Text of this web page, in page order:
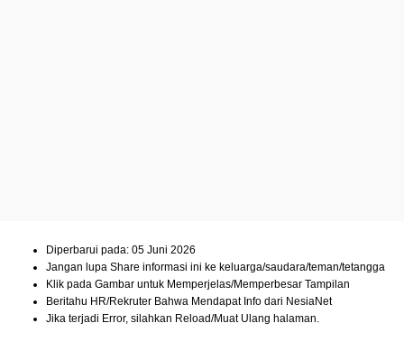
Diperbarui pada: 05 Juni 2026
Jangan lupa Share informasi ini ke keluarga/saudara/teman/tetangga
Klik pada Gambar untuk Memperjelas/Memperbesar Tampilan
Beritahu HR/Rekruter Bahwa Mendapat Info dari NesiaNet
Jika terjadi Error, silahkan Reload/Muat Ulang halaman.